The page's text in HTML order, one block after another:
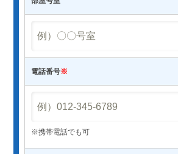
電話番号※
※携帯電話でも可